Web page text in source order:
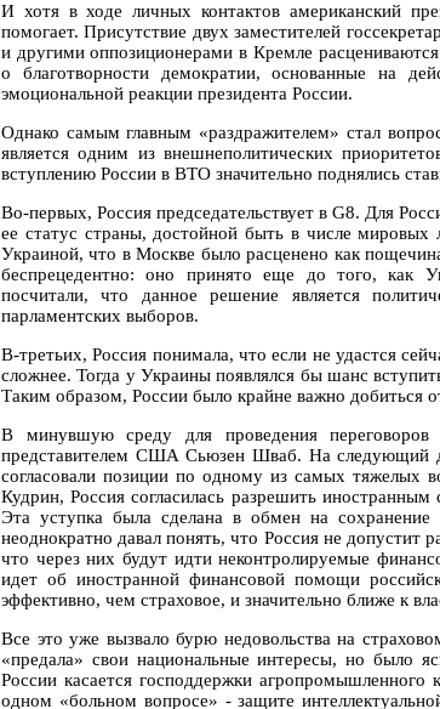
И хотя в ходе личных контактов американский
помогает. Присутствие двух заместителей
и другими оппозиционерами в Кремле
о благотворности демократии, основанные на
эмоциональной реакции президента России.
Однако самым главным «раздражителем» стал
является одним из внешнеполитических
вступлению России в ВТО значительно поднялись
Во-первых, Россия председательствует в G8. Для
ее статус страны, достойной быть в числе
Украиной, что в Москве было расценено как
беспрецедентно: оно принято еще до того, как
посчитали, что данное решение является
парламентских выборов.
В-третьих, Россия понимала, что если не удастся
сложнее. Тогда у Украины появлялся бы шанс
Таким образом, России было крайне важно добиться
В минувшую среду для проведения
представителем США Сьюзен Шваб. На
согласовали позиции по одному из самых тяжелых
Кудрин, Россия согласилась разрешить
Эта уступка была сделана в обмен на
неоднократно давал понять, что Россия не допустит
что через них будут идти неконтролируемые
идет об иностранной финансовой помощи
эффективно, чем страховое, и значительно ближе к
Все это уже вызвало бурю недовольства на
«предала» свои национальные интересы, но было
России касается господдержки
одном «больном вопросе» - защите